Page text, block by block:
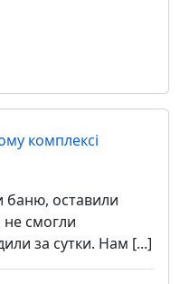
комплексі
оставили
не смогли
за сутки. Нам [...]